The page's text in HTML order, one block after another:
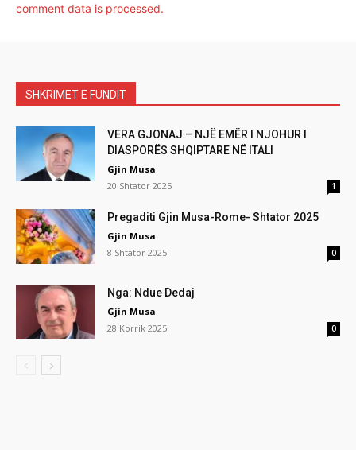
comment data is processed.
SHKRIMET E FUNDIT
VERA GJONAJ – NJË EMËR I NJOHUR I
DIASPORËS SHQIPTARE NË ITALI
Gjin Musa
20 Shtator 2025
1
Pregaditi Gjin Musa-Rome- Shtator 2025
Gjin Musa
8 Shtator 2025
0
Nga: Ndue Dedaj
Gjin Musa
28 Korrik 2025
0